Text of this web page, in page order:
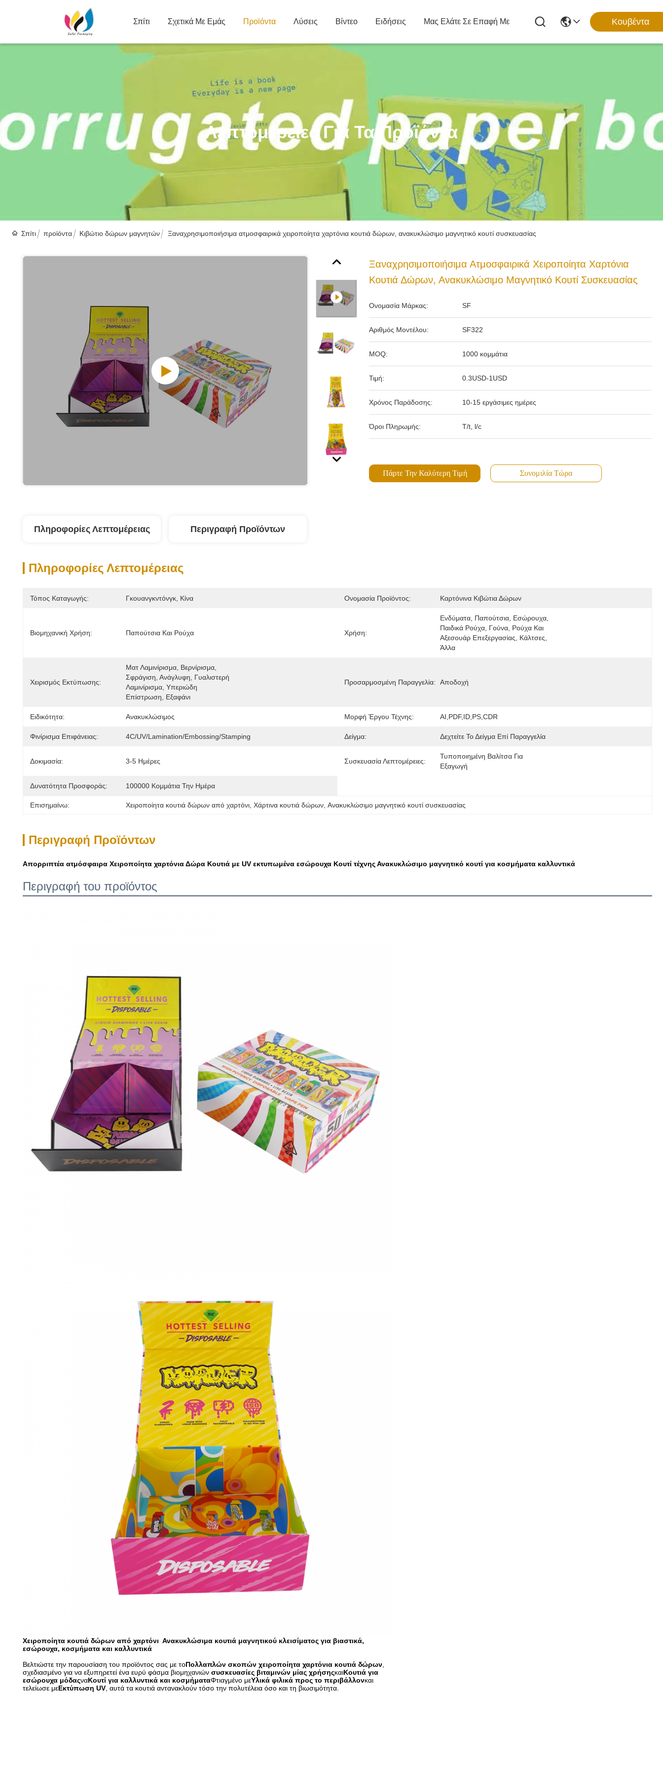
Σπίτι Σχετικά Με Εμάς Προϊόντα Λύσεις Βίντεο Ειδήσεις Μας Ελάτε Σε Επαφή Με Κουβέντα
Λεπτομέρειες Για Τα Προϊόντα
Σπίτι προϊόντα Κιβώτιο δώρων μαγνητών Ξαναχρησιμοποιήσιμα ατμοσφαιρικά χειροποίητα χαρτόνια κουτιά δώρων, ανακυκλώσιμο μαγνητικό κουτί συσκευασίας
Ξαναχρησιμοποιήσιμα Ατμοσφαιρικά Χειροποίητα Χαρτόνια
Κουτιά Δώρων, Ανακυκλώσιμο Μαγνητικό Κουτί Συσκευασίας
Ονομασία Μάρκας: SF
Αριθμός Μοντέλου: SF322
MOQ: 1000 κομμάτια
Τιμή: 0.3USD-1USD
Χρόνος Παράδοσης: 10-15 εργάσιμες ημέρες
Όροι Πληρωμής: T/t, l/c
Πάρτε Την Καλύτερη Τιμή Συνομιλία Τώρα
Πληροφορίες Λεπτομέρειας Περιγραφή Προϊόντων
Πληροφορίες Λεπτομέρειας
Τόπος Καταγωγής: Γκουανγκντόνγκ, Κίνα Ονομασία Προϊόντος: Καρτόνινα Κιβώτια Δώρων
Βιομηχανική Χρήση: Παπούτσια Και Ρούχα Χρήση:
Ενδύματα, Παπούτσια, Εσώρουχα,
Παιδικά Ρούχα, Γούνα, Ρούχα Και
Αξεσουάρ Επεξεργασίας, Κάλτσες,
Άλλα
Χειρισμός Εκτύπωσης:
Ματ Λαμινίρισμα, Βερνίρισμα,
Σφράγιση, Ανάγλυφη, Γυαλιστερή
Λαμινίρισμα, Υπεριώδη
Επίστρωση, Εξαφάνι
Προσαρμοσμένη Παραγγελία: Αποδοχή
Ειδικότητα: Ανακυκλώσιμος Μορφή Έργου Τέχνης: AI,PDF,ID,PS,CDR
Φινίρισμα Επιφάνειας: 4C/UV/Lamination/Embossing/Stamping Δείγμα: Δεχτείτε Το Δείγμα Επί Παραγγελία
Δοκιμασία: 3-5 Ημέρες Συσκευασία Λεπτομέρειες:
Τυποποιημένη Βαλίτσα Για
Εξαγωγή
Δυνατότητα Προσφοράς: 100000 Κομμάτια Την Ημέρα
Επισημαίνω: Χειροποίητα κουτιά δώρων από χαρτόνι Χάρτινα κουτιά δώρων Ανακυκλώσιμο μαγνητικό κουτί συσκευασίας
Περιγραφή Προϊόντων
Απορριπτέα ατμόσφαιρα Χειροποίητα χαρτόνια Δώρα Κουτιά με UV εκτυπωμένα εσώρουχα Κουτί τέχνης Ανακυκλώσιμο μαγνητικό κουτί για κοσμήματα καλλυντικά
Περιγραφή του προϊόντος
Χειροποίητα κουτιά δώρων από χαρτόνι ️ Ανακυκλώσιμα κουτιά μαγνητικού κλεισίματος για βιαστικά,
εσώρουχα, κοσμήματα και καλλυντικά
Βελτιώστε την παρουσίαση του προϊόντος σας με τοΠολλαπλών σκοπών χειροποίητα χαρτόνια κουτιά δώρων
σχεδιασμένο για να εξυπηρετεί ένα ευρύ φάσμα βιομηχανιών συσκευασίες βιταμινών μίας χρήσηςκαιΚουτιά για
εσώρουχα μόδαςναΚουτί για καλλυντικά και κοσμήματαΦτιαγμένο μεΥλικά φιλικά προς το περιβάλλονκαι
τελείωσε μεΕκτύπωση UV , αυτά τα κουτιά αντανακλούν τόσο την πολυτέλεια όσο και τη βιωσιμότητα.